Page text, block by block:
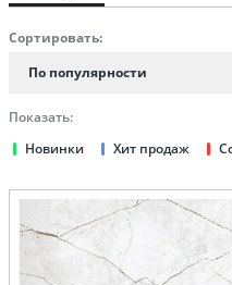
Сортировать:
По популярности
Показать:
Новинки
Хит продаж